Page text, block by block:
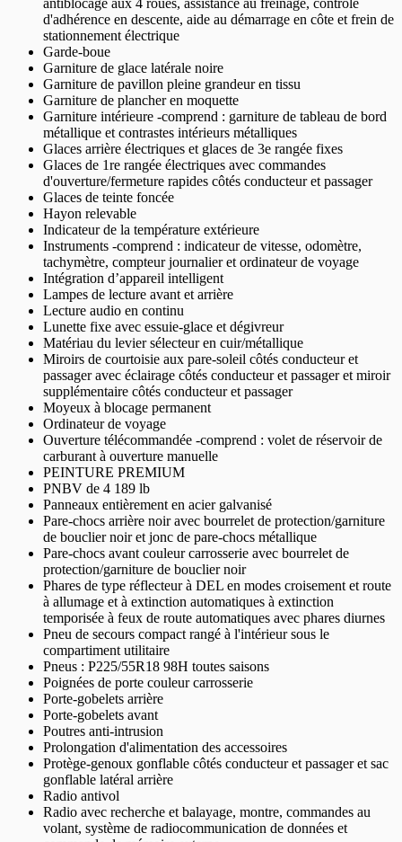
antiblocage aux 4 roues, assistance au freinage, contrôle
d'adhérence en descente, aide au démarrage en côte et frein de
stationnement électrique
Garde-boue
Garniture de glace latérale noire
Garniture de pavillon pleine grandeur en tissu
Garniture de plancher en moquette
Garniture intérieure -comprend : garniture de tableau de bord
métallique et contrastes intérieurs métalliques
Glaces arrière électriques et glaces de 3e rangée fixes
Glaces de 1re rangée électriques avec commandes
d'ouverture/fermeture rapides côtés conducteur et passager
Glaces de teinte foncée
Hayon relevable
Indicateur de la température extérieure
Instruments -comprend : indicateur de vitesse, odomètre,
tachymètre, compteur journalier et ordinateur de voyage
Intégration d’appareil intelligent
Lampes de lecture avant et arrière
Lecture audio en continu
Lunette fixe avec essuie-glace et dégivreur
Matériau du levier sélecteur en cuir/métallique
Miroirs de courtoisie aux pare-soleil côtés conducteur et
passager avec éclairage côtés conducteur et passager et miroir
supplémentaire côtés conducteur et passager
Moyeux à blocage permanent
Ordinateur de voyage
Ouverture télécommandée -comprend : volet de réservoir de
carburant à ouverture manuelle
PEINTURE PREMIUM
PNBV de 4 189 lb
Panneaux entièrement en acier galvanisé
Pare-chocs arrière noir avec bourrelet de protection/garniture
de bouclier noir et jonc de pare-chocs métallique
Pare-chocs avant couleur carrosserie avec bourrelet de
protection/garniture de bouclier noir
Phares de type réflecteur à DEL en modes croisement et route
à allumage et à extinction automatiques à extinction
temporisée à feux de route automatiques avec phares diurnes
Pneu de secours compact rangé à l'intérieur sous le
compartiment utilitaire
Pneus : P225/55R18 98H toutes saisons
Poignées de porte couleur carrosserie
Porte-gobelets arrière
Porte-gobelets avant
Poutres anti-intrusion
Prolongation d'alimentation des accessoires
Protège-genoux gonflable côtés conducteur et passager et sac
gonflable latéral arrière
Radio antivol
Radio avec recherche et balayage, montre, commandes au
volant, système de radiocommunication de données et